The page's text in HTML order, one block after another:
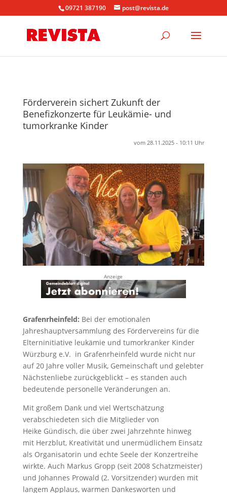
09721 387190 post@revista.de
Förderverein sichert Zukunft der
Benefizkonzerte für Leukämie- und
tumorkranke Kinder
vom 28.11.2025 - 10:11 Uhr
Anzeige
Grafenrheinfeld: Bei der emotionalen
Jahreshauptversammlung des Fördervereins für die
Elterninitiative leukämie und tumorkranker Kinder
Würzburg e.V. in Grafenrheinfeld wurde nicht nur
auf 20 Jahre voller Musik, Gemeinschaft und gelebter
Nächstenliebe zurückgeblickt – es standen auch
bedeutende personelle Veränderungen an.
Mit großem Dank und viel Wertschätzung
verabschiedeten sich die Mitglieder von
Heike Gündisch, die über zwei Jahrzehnte hinweg
mit Herzblut, Kreativität und unermüdlichem Einsatz
als Organisatorin und echte Seele der Konzertreihe
wirkte. Auch Markus Gropp (seit 2008 Schatzmeister)
und Johannes Prowald (2. Vorsitzender) wurden mit
langem Applaus, warmen Dankesworten und